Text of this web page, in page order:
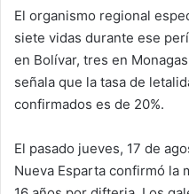
El organismo regional
siete vidas durante ese
en Bolívar, tres en
señala que la tasa de
confirmados es de 20%.
El pasado jueves, 17 de
Nueva Esparta confirmó la